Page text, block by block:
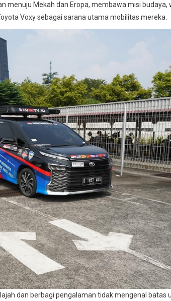
menuju Mekah dan Eropa, membawa misi budaya,
Voxy sebagai sarana utama mobilitas mereka.
dan berbagi pengalaman tidak mengenal batas